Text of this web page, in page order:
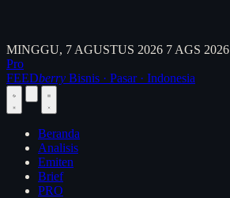
MINGGU, 7 AGUSTUS 2026 7 AGS 2026
Pro
FEEDberry Bisnis · Pasar · Indonesia
Beranda
Analisis
Emiten
Brief
PRO